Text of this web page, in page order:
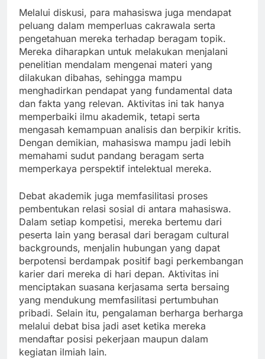
Melalui diskusi, para mahasiswa juga mendapat
peluang dalam memperluas cakrawala serta
pengetahuan mereka terhadap beragam topik.
Mereka diharapkan untuk melakukan menjalani
penelitian mendalam mengenai materi yang
dilakukan dibahas, sehingga mampu
menghadirkan pendapat yang fundamental data
dan fakta yang relevan. Aktivitas ini tak hanya
memperbaiki ilmu akademik, tetapi serta
mengasah kemampuan analisis dan berpikir kritis.
Dengan demikian, mahasiswa mampu jadi lebih
memahami sudut pandang beragam serta
memperkaya perspektif intelektual mereka.
Debat akademik juga memfasilitasi proses
pembentukan relasi sosial di antara mahasiswa.
Dalam setiap kompetisi, mereka bertemu dari
peserta lain yang berasal dari beragam cultural
backgrounds, menjalin hubungan yang dapat
berpotensi berdampak positif bagi perkembangan
karier dari mereka di hari depan. Aktivitas ini
menciptakan suasana kerjasama serta bersaing
yang mendukung memfasilitasi pertumbuhan
pribadi. Selain itu, pengalaman berharga berharga
melalui debat bisa jadi aset ketika mereka
mendaftar posisi pekerjaan maupun dalam
kegiatan ilmiah lain.